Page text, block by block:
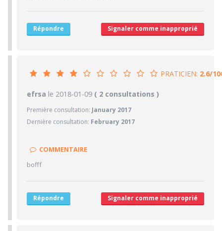
7/10 Stationnements alentours
Répondre Signaler comme inapproprié
PRATICIEN: 2.6/10
PRATICIEN2.6/10
1/10 Confiance accordée
0/10 Sympathie
7/10 Desserte par les transports en commun
efrsa le 2018-01-09 ( 2 consultations )
Première consultation: January 2017
Dernière consultation: February 2017
COMMENTAIRE
bofff
Répondre Signaler comme inapproprié